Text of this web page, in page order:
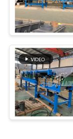
て
く
だ
さ
い
地
テス
イカ